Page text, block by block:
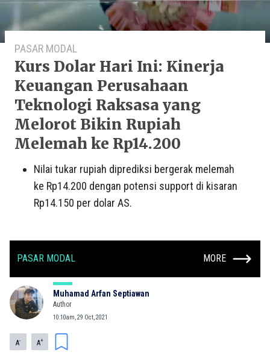
PASAR MODAL
Kurs Dolar Hari Ini: Kinerja
Keuangan Perusahaan
Teknologi Raksasa yang
Melorot Bikin Rupiah
Melemah ke Rp14.200
Nilai tukar rupiah diprediksi bergerak melemah
ke Rp14.200 dengan potensi support di kisaran
Rp14.150 per dolar AS.
PASAR MODAL MORE
Muhamad Arfan Septiawan
Author
10:10am, 29 Oct, 2021
A- A+